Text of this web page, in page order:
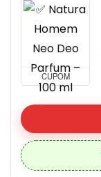
CUPOM